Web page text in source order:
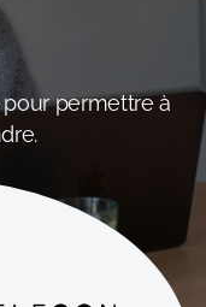
permettre à